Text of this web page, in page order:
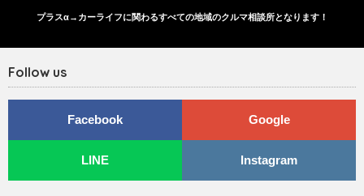
プラスα→カーライフに関わるすべての地域のクルマ相談所となります！
Follow us
Facebook Google
LINE Instagram